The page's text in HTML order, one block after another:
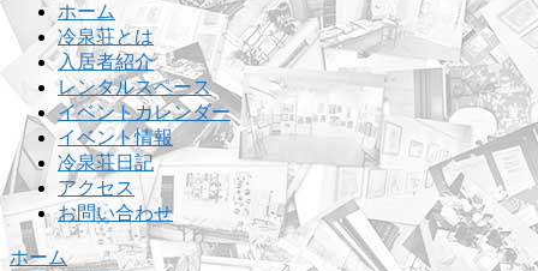
ホーム
冷泉荘とは
入居者紹介
レンタルスペース
イベントカレンダー
イベント情報
冷泉荘日記
アクセス
お問い合わせ
ホーム